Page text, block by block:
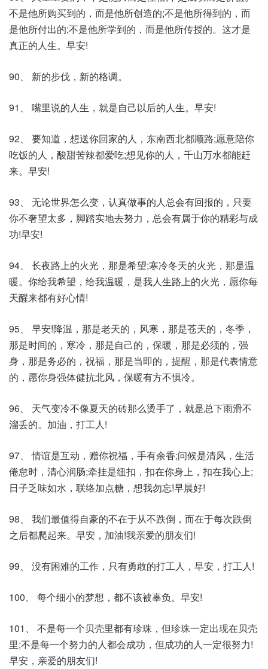
不是他所购买到的，而是他所创造的;不是他所得到的，而
是他所付出的;不是他所学到的，而是他所传授的。这才是
真正的人生。早安!
90、 新的步伐，新的格调。
91、 嘴里说的人生，就是自己以后的人生。早安!
92、 要知道，想送你回家的人，东南西北都顺路;愿意陪你
吃饭的人，酸甜苦辣都爱吃;想见你的人，千山万水都能赶
来。早安!
93、 无论世界怎么变，认真做事的人总会有回报的，只要
你不奢望太多，脚踏实地去努力，总会有属于你的精彩与成
功!早安!
94、 长夜路上的火光，那是希望;寒冷冬天的火光，那是温
暖。你给我希望，给我温暖，是我人生路上的火光，愿你每
天醒来都有好心情!
95、 早安!降温，那是老天的，风寒，那是苍天的，冬季，
那是时间的，寒冷，那是自己的，保暖，那是必须的，强
身，那是务必的，祝福，那是当即的，提醒，那是代表情意
的，愿你身强体健抗北风，保暖有方不惧冷。
96、 天气变冷不像夏天的砖那么烫手了，就是总下雨滑不
溜丢的。加油，打工人!
97、 情谊是互动，赠你祝福，手有余香;问候是清风，生活
倦怠时，清心润肠;牵挂是纽扣，扣在你身上，扣在我心上;
日子乏味如水，联络加点糖，想我勿忘!早晨好!
98、 我们最值得自豪的不在于从不跌倒，而在于每次跌倒
之后都爬起来。早安，加油!我亲爱的朋友们!
99、 没有困难的工作，只有勇敢的打工人，早安，打工人!
100、 每个细小的梦想，都不该被辜负。早安!
101、 不是每一个贝壳里都有珍珠，但珍珠一定出现在贝壳
里;不是每一个努力的人都会成功，但成功的人一定很努力!
早安，亲爱的朋友们!